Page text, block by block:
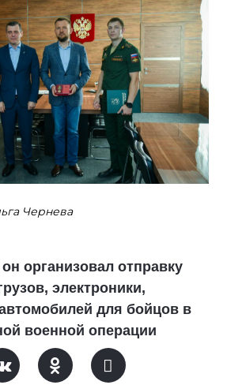
Чернева
организовал отправку
электроники,
для бойцов в
военной операции